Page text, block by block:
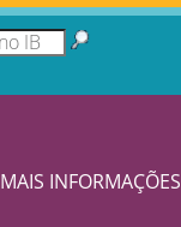
MAIS INFORMAÇÕES